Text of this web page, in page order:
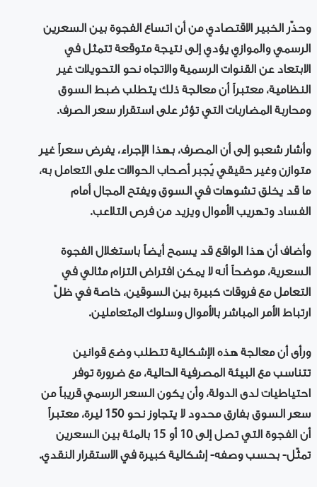
وحذّر الخبير الاقتصادي من أن اتساع الفجوة بين السعرين
الرسمي والموازي يؤدي إلى نتيجة متوقعة تتمثل في
الابتعاد عن القنوات الرسمية والاتجاه نحو التحويلات غير
النظامية، معتبراً أن معالجة ذلك يتطلب ضبط السوق
ومحاربة المضاربات التي تؤثر على استقرار سعر الصرف.
وأشار شعبو إلى أن المصرف، بهذا الإجراء، يفرض سعراً غير
متوازن وغير حقيقي يُجبر أصحاب الحوالات على التعامل به،
ما قد يخلق تشوهات في السوق ويفتح المجال أمام
الفساد وتهريب الأموال ويزيد من فرص التلاعب.
وأضاف أن هذا الواقع قد يسمح أيضاً باستغلال الفجوة
السعرية، موضحاً أنه لا يمكن افتراض التزام مثالي في
التعامل مع فروقات كبيرة بين السوقين، خاصة في ظلّ
ارتباط الأمر المباشر بالأموال وسلوك المتعاملين.
ورأى أن معالجة هذه الإشكالية تتطلب وضع قوانين
تتناسب مع البيئة المصرفية الحالية، مع ضرورة توفر
احتياطيات لدى الدولة، وأن يكون السعر الرسمي قريباً من
سعر السوق بفارق محدود لا يتجاوز نحو 150 ليرة، معتبراً
أن الفجوة التي تصل إلى 10 أو 15 بالمئة بين السعرين
تمثّل- بحسب وصفه- إشكالية كبيرة في الاستقرار النقدي.